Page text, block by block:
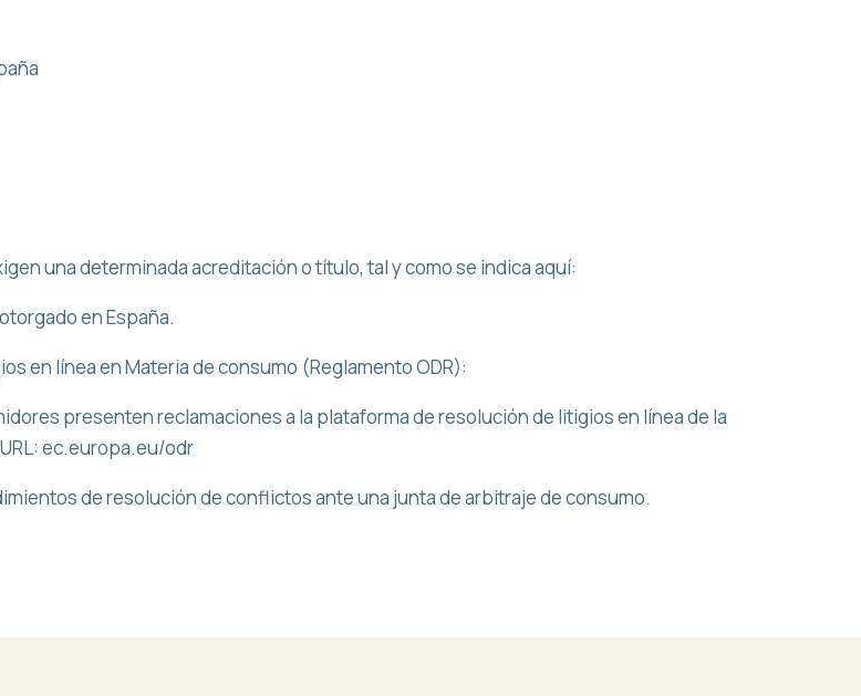
una determinada acreditación o título, tal y como se indica aquí:
en España.
en línea en Materia de consumo (Reglamento ODR):
presenten reclamaciones a la plataforma de resolución de litigios en línea de la
ec.europa.eu/odr
de resolución de conflictos ante una junta de arbitraje de consumo.